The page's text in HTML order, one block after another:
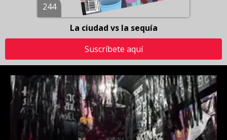
244
La ciudad vs la sequía
Suscríbete aquí